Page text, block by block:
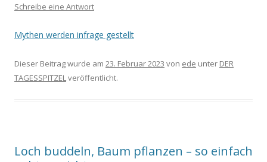
Schreibe eine Antwort
Mythen werden infrage gestellt
Dieser Beitrag wurde am 23. Februar 2023 von ede unter DER
TAGESSPITZELveröffentlicht.
Loch buddeln, Baum pflanzen – so einfach